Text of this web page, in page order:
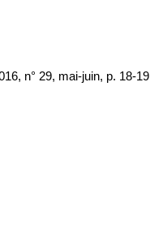
n° 29, mai-juin, p. 18-19